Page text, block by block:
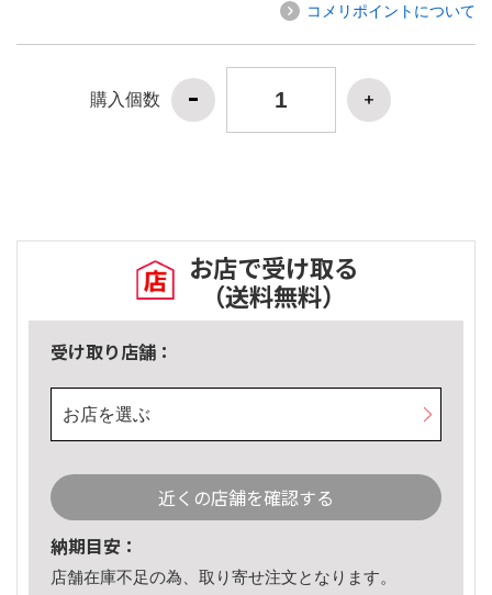
コメリポイントについて
購入個数
お店で受け取る
（送料無料）
受け取り店舗：
お店を選ぶ
近くの店舗を確認する
納期目安：
店舗在庫不足の為、取り寄せ注文となります。